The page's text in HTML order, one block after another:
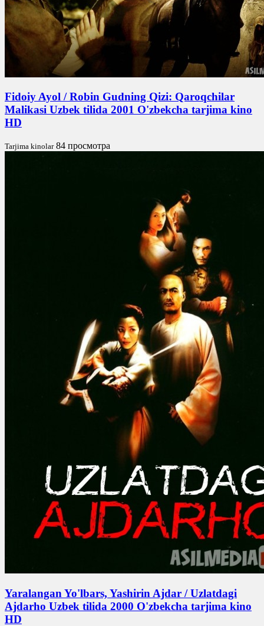
Fidoiy Ayol / Robin Gudning Qizi: Qaroqchilar
Malikasi Uzbek tilida 2001 O'zbekcha tarjima kino
HD
Tarjima kinolar 84 просмотра
Yaralangan Yo'lbars, Yashirin Ajdar / Uzlatdagi
Ajdarho Uzbek tilida 2000 O'zbekcha tarjima kino
HD